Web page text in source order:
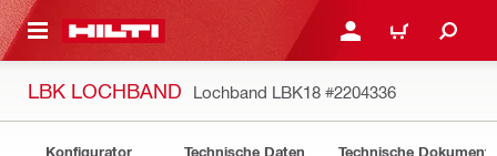
ANMELDEN ODER
WARENKORB
LBK LOCHBAND Lochband LBK18 #2204336
Konfigurator Technische Daten Technische Dokumente